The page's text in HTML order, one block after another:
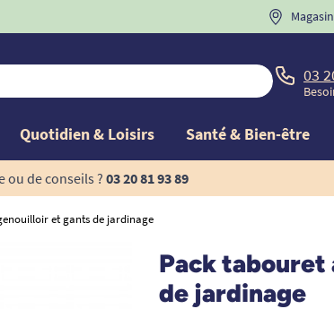
BIENVENUE
03
Quotidien & Loisirs Santé & Bien-être
ou de conseils ? 03 20 81 93 89
et gants de jardinage
Pack
de jardinage